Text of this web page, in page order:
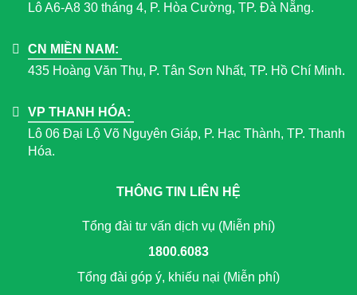
Lô A6-A8 30 tháng 4, P. Hòa Cường, TP. Đà Nẵng.
CN MIỀN NAM:
435 Hoàng Văn Thụ, P. Tân Sơn Nhất, TP. Hồ Chí Minh.
VP THANH HÓA:
Lô 06 Đại Lộ Võ Nguyên Giáp, P. Hạc Thành, TP. Thanh
Hóa.
THÔNG TIN LIÊN HỆ
Tổng đài tư vấn dịch vụ (Miễn phí)
1800.6083
Tổng đài góp ý, khiếu nại (Miễn phí)